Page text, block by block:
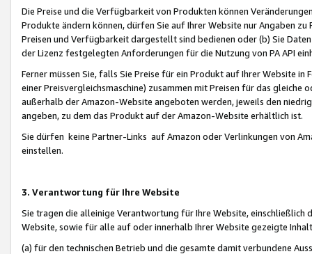
Die Preise und die Verfügbarkeit von Produkten können
Produkte ändern können, dürfen Sie auf Ihrer Website nur Angaben
Preisen und Verfügbarkeit dargestellt sind bedienen oder (b) Sie
der Lizenz festgelegten Anforderungen für die Nutzung von PA API
Ferner müssen Sie, falls Sie Preise für ein Produkt auf Ihrer Website
einer Preisvergleichsmaschine) zusammen mit Preisen für das
außerhalb der Amazon-Website angeboten werden, jeweils den
angeben, zu dem das Produkt auf der Amazon-Website erhältlich ist.
Sie dürfen keine Partner-Links auf Amazon oder Verlinkungen von
einstellen.
3. Verantwortung für Ihre Website
Sie tragen die alleinige Verantwortung für Ihre Website,
Website, sowie für alle auf oder innerhalb Ihrer Website gezeigte
(a) für den technischen Betrieb und die gesamte damit verbundene